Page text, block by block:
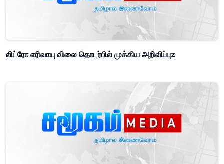
லிட்ரோ எரிவாயு விலை தொடர்பில் முக்கிய அறிவிப்புz